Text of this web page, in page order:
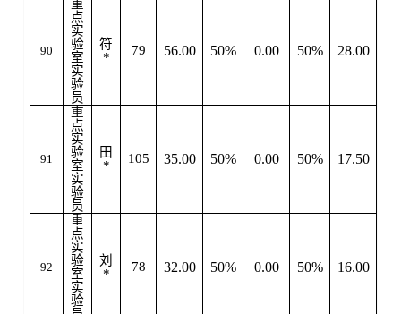
90
重
点
实
验
室
实
验
员
符
*
79 56.00 50% 0.00 50% 28.00
91
重
点
实
验
室
实
验
员
田
*
105 35.00 50% 0.00 50% 17.50
92
重
点
实
验
室
实
验
刘
*
78 32.00 50% 0.00 50% 16.00